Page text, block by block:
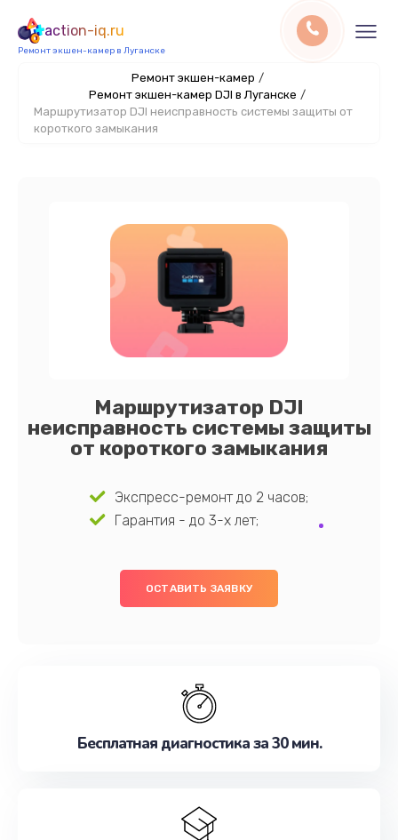
action-iq.ru
Ремонт экшен-камер в Луганске
Ремонт экшен-камер /
Ремонт экшен-камер DJI в Луганске /
Маршрутизатор DJI неисправность системы защиты от
короткого замыкания
Маршрутизатор DJI
неисправность системы защиты
от короткого замыкания
Экспресс-ремонт до 2 часов;
Гарантия - до 3-х лет;
ОСТАВИТЬ ЗАЯВКУ
Бесплатная диагностика за 30 мин.